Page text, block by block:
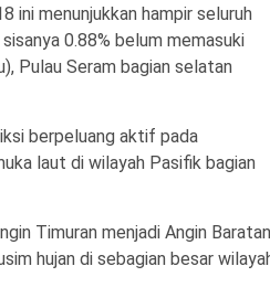
ini menunjukkan hampir seluruh
0.88% belum memasuki
Pulau Seram bagian selatan
berpeluang aktif pada
laut di wilayah Pasifik bagian
Timuran menjadi Angin Baratan
hujan di sebagian besar